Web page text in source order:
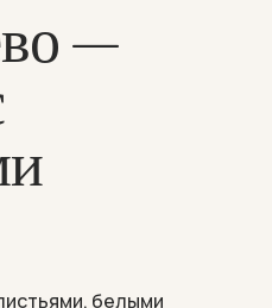
—
белыми